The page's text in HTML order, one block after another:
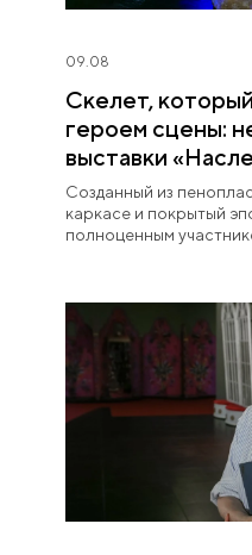
09.08
Скелет,
героем сцены:
выставки
Великие»
Созданный из
каркасе и покрытый
полноценным